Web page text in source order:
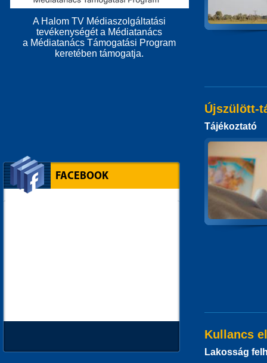
Újszülött-
Tájékoztató
Kullancs
Lakosság
A Halom TV Médiaszolgáltatási
tevékenységét a Médiatanács
a Médiatanács Támogatási Program
keretében támogatja.
FACEBOOK